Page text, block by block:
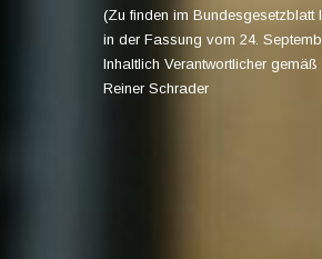
(Zu finden im Bundesgesetzblatt
in der Fassung vom 24.
Inhaltlich Verantwortlicher gemäß
Reiner Schrader